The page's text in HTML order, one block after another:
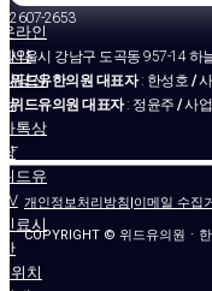
2607-2653
서울시 강남구 도곡동 957-14 하
위드유한의원 대표자: 한성호 /사
위드유의원 대표자: 정윤주 /사업
–
개인정보처리방침|이메일 수집
COPYRIGHT © 위드유의원ㆍ한
온라인
예약
상담신
청
카톡상
담
위드유
TV
진료시
간
&위치